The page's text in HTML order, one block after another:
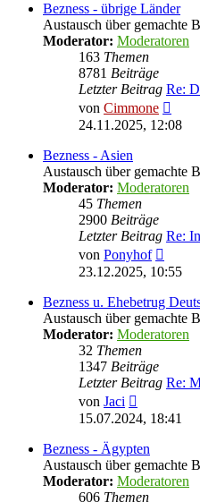
Bezness - übrige Länder
Austausch über gemachte
Moderator: Moderatoren
163 Themen
8781 Beiträge
Letzter Beitrag Re:
von Cimmone
24.11.2025, 12:08
Bezness - Asien
Austausch über gemachte
Moderator: Moderatoren
45 Themen
2900 Beiträge
Letzter Beitrag Re:
von Ponyhof
Beitrag
23.12.2025, 10:55
Bezness u. Ehebetrug
Austausch über gemachte
Moderator: Moderatoren
32 Themen
1347 Beiträge
Letzter Beitrag Re:
von Jaci
Beitrag
15.07.2024, 18:41
Bezness - Ägypten
Austausch über gemachte
Moderator: Moderatoren
606 Themen